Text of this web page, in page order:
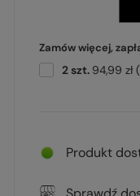
Zamów więcej,
2szt. 94,99 zł
Produkt